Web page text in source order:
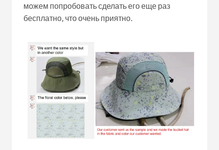
можем попробовать сделать его еще раз
бесплатно, что очень приятно.